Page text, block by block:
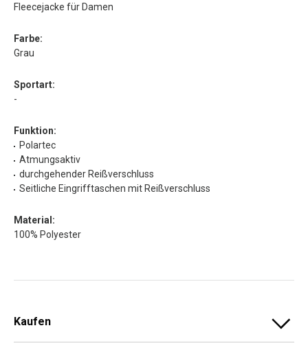
Fleecejacke für Damen
Farbe:
Grau
Sportart:
-
Funktion:
Polartec
Atmungsaktiv
durchgehender Reißverschluss
Seitliche Eingrifftaschen mit Reißverschluss
Material:
100% Polyester
Kaufen